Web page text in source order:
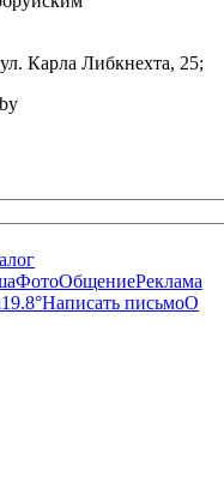
Карла Либкнехта, 25;
ФотоОбщениеРеклама
19.8°Написать письмоО